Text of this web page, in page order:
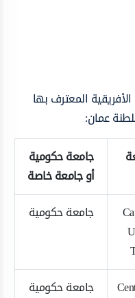
المعترف بها
عمان:
جامعة حكومية
أو جامعة خاصة
جامعة حكومية
جامعة حكومية